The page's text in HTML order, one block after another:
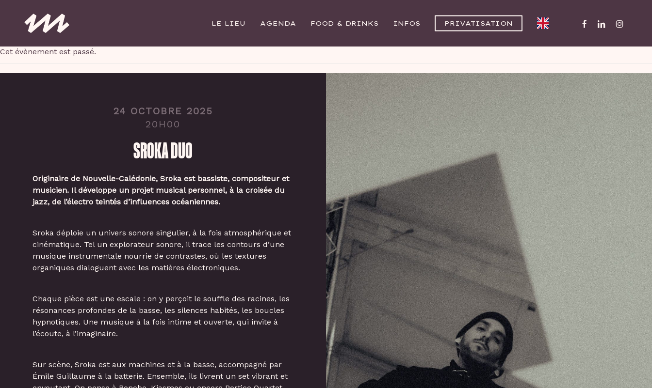
LE LIEU AGENDA FOOD & DRINKS INFOS PRIVATISATION FACEBOOK
LINKEDIN
Cet évènement est passé.
24 OCTOBRE 2025
20H00
SROKA DUO
Originaire de Nouvelle-Calédonie, Sroka est bassiste, compositeur et
musicien. Il développe un projet musical personnel, à la croisée du
jazz, de l’électro teintés d’influences océaniennes.
Sroka déploie un univers sonore singulier, à la fois atmosphérique et
cinématique. Tel un explorateur sonore, il trace les contours d’une
musique instrumentale nourrie de contrastes, où les textures
organiques dialoguent avec les matières électroniques.
Chaque pièce est une escale : on y perçoit le souffle des racines, les
résonances profondes de la basse, les silences habités, les boucles
hypnotiques. Une musique à la fois intime et ouverte, qui invite à
l’écoute, à l’imaginaire.
Sur scène, Sroka est aux machines et à la basse, accompagné par
Émile Guillaume à la batterie. Ensemble, ils livrent un set vibrant et